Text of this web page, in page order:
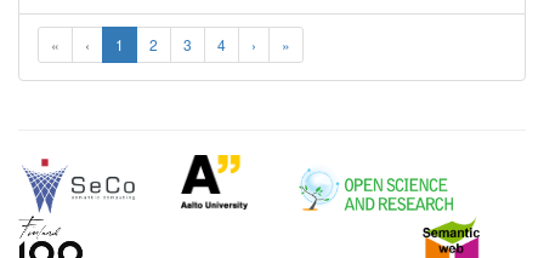
« ‹ 1 2 3 4 › »